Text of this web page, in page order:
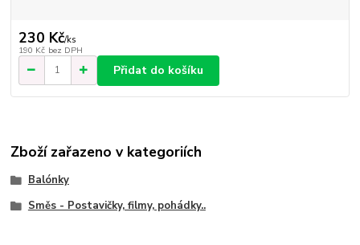
230 Kč/ks
190 Kč bez DPH
Přidat do košíku
Zboží zařazeno v kategoriích
Balónky
Směs - Postavičky, filmy, pohádky..